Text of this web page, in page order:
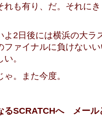
れも有り、だ。それに
よ2日後には横浜の大ラ
ファイナルに負けない
。
ゃ。また今度。
るSCRATCHへ メール